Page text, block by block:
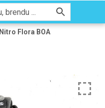
Nitro Flora BOA